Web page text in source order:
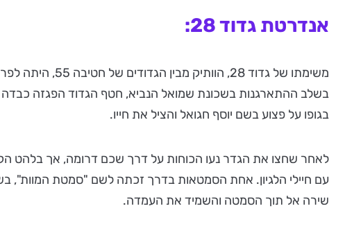
אנדרטת גדוד 28:
בשלב ההתארגנות בשכונת שמואל הנביא, חטף הגדוד הפגזה כבדה
בגופו על פצוע בשם יוסף חגואל והציל את חייו.
לאחר שחצו את הגדר נעו הכוחות על דרך שכם דרומה, אך בלהט
עם חיילי הלגיון. אחת הסמטאות בדרך זכתה לשם "סמטת המוות",
שירה אל תוך הסמטה והשמיד את העמדה.